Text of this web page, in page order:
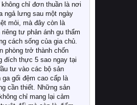
không chỉ đơn thuần là nơi
ngả lưng sau một ngày
mỏi, mà đây còn là
riêng tư phản ánh gu thẩm
cách sống của gia chủ.
phòng trở thành chốn
đích thực 5 sao ngay tại
tư vào các bộ sản
ga gối đệm cao cấp là
cần thiết. Những sản
chỉ mang lại cảm